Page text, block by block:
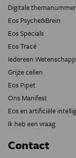
Digitale
Eos Psyche&Brein
Eos Specials
Eos Tracé
Iedereen
Grijze cellen
Eos Pipet
Ons Manifest
Eos en artificiële
Ik heb een vraag
Contact